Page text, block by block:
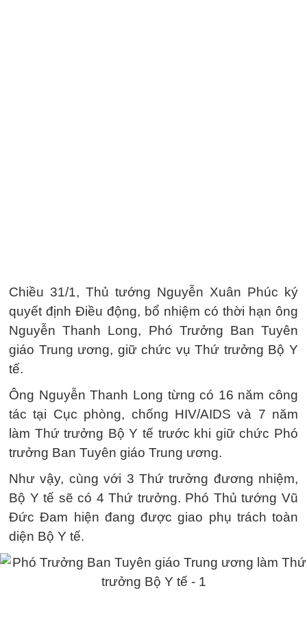
Chiều 31/1, Thủ tướng Nguyễn Xuân Phúc ký
quyết định Điều động, bổ nhiệm có thời hạn ông
Nguyễn Thanh Long, Phó Trưởng Ban Tuyên
giáo Trung ương, giữ chức vụ Thứ trưởng Bộ Y
tế.
Ông Nguyễn Thanh Long từng có 16 năm công
tác tại Cục phòng, chống HIV/AIDS và 7 năm
làm Thứ trưởng Bộ Y tế trước khi giữ chức Phó
trưởng Ban Tuyên giáo Trung ương.
Như vậy, cùng với 3 Thứ trưởng đương nhiệm,
Bộ Y tế sẽ có 4 Thứ trưởng. Phó Thủ tướng Vũ
Đức Đam hiện đang được giao phụ trách toàn
diện Bộ Y tế.